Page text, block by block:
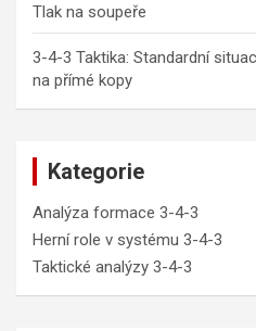
Tlak na soupeře
3-4-3 Taktika: Standardní
na přímé kopy
Kategorie
Analýza formace 3-4-3
Herní role v systému 3-4-3
Taktické analýzy 3-4-3